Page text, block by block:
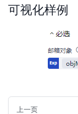
可视化样例
上一页